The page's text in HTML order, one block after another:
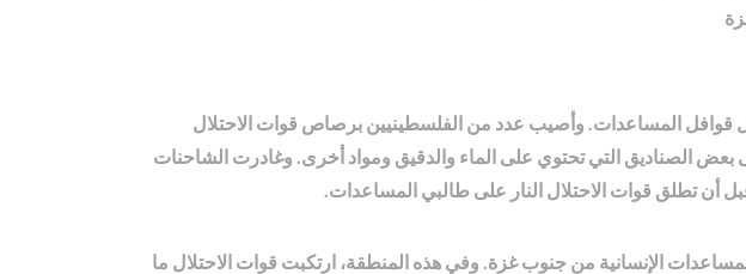
قوافل المساعدات. وأصيب عدد من الفلسطينيين برصاص قوات الاحتلال
الصناديق التي تحتوي على الماء والدقيق ومواد أخرى. وغادرت الشاحنات
أن تطلق قوات الاحتلال النار على طالبي المساعدات.
الإنسانية من جنوب غزة. وفي هذه المنطقة، ارتكبت قوات الاحتلال ما